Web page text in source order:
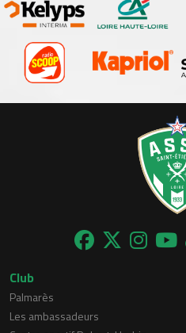
Club
Palmarès
Les ambassadeurs